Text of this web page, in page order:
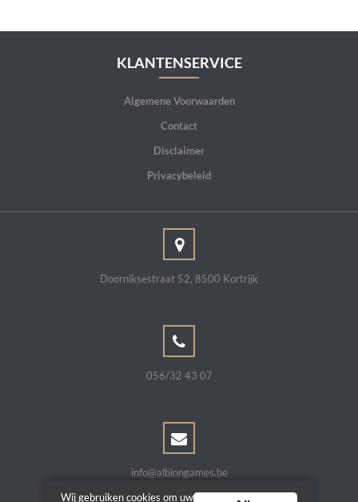
KLANTENSERVICE
Algemene Voorwaarden
Contact
Disclaimer
Privacybeleid
Doorniksestraat 52, 8500 Kortrijk
056/32 43 07
info@albiongames.be
Wij gebruiken cookies om uw